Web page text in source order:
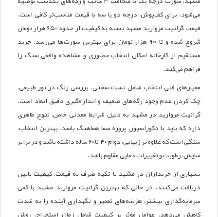
می‌شود. برای کف‌پوش، درجه دو یا سه با قیمت مناسب‌تر کافی است.
قیمت گرانیت مروارید مشهد بسته به کیفیت از حدود ۶۵۰ هزار تومان
شروع شده و تا ۹۰۰ هزار تومان برای بهترین سورت‌ها می‌رسد. خرید
مستقیم از کارخانه امکان انتخاب حضوری و مشاهده واقعی سنگ را
فراهم می‌کند.
معیارهای فنی انتخاب شامل تست سختی، بررسی رنگ در نور طبیعی،
چک کردن عدم وجود رگه‌های ضعیف و اندازه‌گیری دقیق ابعاد است.
گرانیت مروارید در مشهد به دلیل شرایط معدنی خاص، تنوع ظاهری
دارد که باید با دکوراسیون پروژه شما هماهنگ باشد. بهترین انتخاب،
سنگی است که علاوه بر زیبایی، دوام ۴۰ تا ۶۰ ساله داشته باشد و در برابر
سایش، رطوبت و تغییرات دمایی مقاوم باشد.
بسیاری از خریداران در مشهد با تکیه صرف به قیمت، کیفیت پایین
دریافت می‌کنند. در حالی که بهترین گرانیت مروارید مشهد با کمی
سرمایه‌گذاری بیشتر، هزینه‌های تعمیر و نگهداری آینده را به شدت
کاهش می‌دهد. عوامل مؤثر بر کیفیت شامل زمان استخراج، روش